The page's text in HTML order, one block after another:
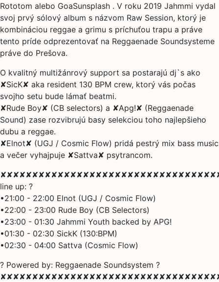
Rototom alebo GoaSunsplash . V roku 2019 Jahmmi vydal
svoj prvý sólový album s názvom Raw Session, ktorý je
kombináciou reggae a grimu s príchuťou trapu a práve
tento príde odprezentovať na Reggaenade Soundsysteme
práve do Prešova.
O kvalitný multižánrový support sa postarajú dj`s ako
✘SicK✘ aka resident 130 BPM crew, ktorý vás počas
svojho setu bude lámať beatmi.
✘Rude Boy✘ (CB selectors) a ✘Apg!✘ (Reggaenade
Sound) zase rozvibrujú basy selekciou toho najlepšieho
dubu a reggae.
✘Elnot✘ (UGJ / Cosmic Flow) pridá pestrý mix bass music
a večer vyhajpuje ✘Sattva✘ psytrancom.
line up: ?
•21:00 - 22:00 Elnot (UGJ / Cosmic Flow)
•22:00 - 23:00 Rude Boy (CB Selectors)
•23:00 - 01:30 Jahmmi Youth backed by APG!
•01:30 - 02:30 SickK (130:BPM)
•02:30 - 04:00 Sattva (Cosmic Flow)
? Powered by: Reggaenade Soundsystem ?